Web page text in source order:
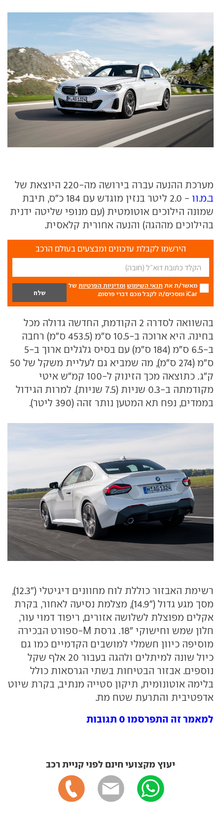
מערכת ההנעה עברה בירושה מה-220 היוצאת של
ב.מ.וו
- 2.0 ליטר בנזין מוגדש עם 184 כ"ס, תיבת
שמונה הילוכים אוטומטית (עם מנופי שליטה ידנית
בהילוכים מההגה) והנעה אחורית קלאסית.
הירשמו לקבלת עדכונים ומבצעים בעולם הרכב
מאשר/ת את תנאי השימוש ומדיניות הפרטיות של
iCar ומסכים/ה לקבל מכם דברי פרסום.
בהשוואה לסדרה 2 הקודמת, החדשה גדולה מכל
בחינה. היא ארוכה ב-10.5 ס"מ (453.5 ס"מ) רחבה
ב-6.5 ס"מ (184 ס"מ) עם בסיס גלגלים ארוך ב-5
ס"מ (274 ס"מ), מה שמביא גם לעליית משקל של 50
ק"ג. כתוצאה מכך הזינוק ל-100 קמ"ש איטי
מקודמתה ב-0.3 שניות (7.5 שניות). למרות הגידול
בממדים, נפח תא המטען נותר זהה (390 ליטר).
רשימת האבזור כוללת לוח מחוונים דיגיטלי ("12.3),
מסך מגע גדול ("14.9), מצלמת נסיעה לאחור, בקרת
אקלים מפוצלת לשלושה אזורים, ריפוד דמוי עור,
חלון שמש וחישוקי "18. גרסת M-ספורט הבכירה
מוסיפה כיוון חשמלי למושבים הקדמיים כמו גם
כיול שונה למיתלים ולהגה בעבור 20 אלף שקל
נוספים. אבזור הבטיחות בשתי הגרסאות כולל
בלימה אוטונומית, תיקון סטייה מנתיב, בקרת שיוט
אדפטיבית והתרעת שטח מת.
למאמר זה התפרסמו 0 תגובות
יעוץ מקצועי חינם לפני קניית רכב